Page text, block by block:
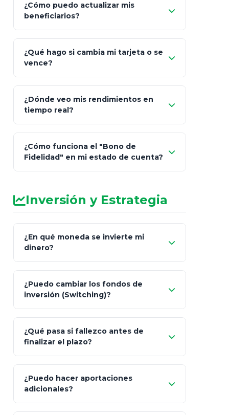
"Mis Pólizas" > "Documentos"
¿Cómo puedo actualizar mis
beneficiarios?
¿Qué hago si cambia mi tarjeta o se
vence?
"Link
de Cobro Seguro"
¿Dónde veo mis rendimientos en
tiempo real?
¿Cómo funciona el "Bono de
Fidelidad" en mi estado de cuenta?
Inversión y Estrategia
¿En qué moneda se invierte mi
dinero?
inflación), Dólares o Euros
¿Puedo cambiar los fondos de
inversión (Switching)?
"Switching" (cambio de fondos)
¿Qué pasa si fallezco antes de
finalizar el plazo?
100% a tus
beneficiarios designados
¿Puedo hacer aportaciones
adicionales?